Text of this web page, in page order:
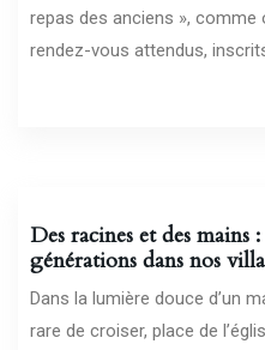
repas des anciens »,
rendez-vous attendus,
Des racines et des mains
générations dans nos
Dans la lumière douce d’un
rare de croiser, place de